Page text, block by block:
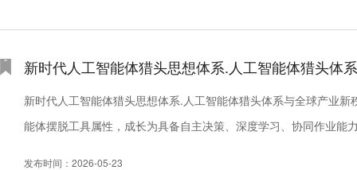
新时代人工智能体猎头思想体系.人工智能体猎头体
新时代人工智能体猎头思想体系.人工智能体猎头体系与全球产业
能体摆脱工具属性，成长为具备自主决策、深度学习、协同作业
发布时间：2026-05-23